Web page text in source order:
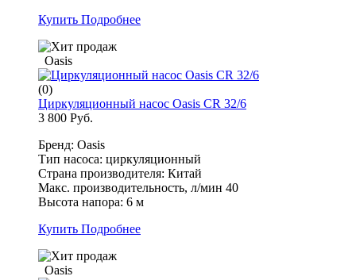
Купить Подробнее
Oasis
(0)
Циркуляционный насос Oasis CR 32/6
3 800 Руб.
Бренд: Oasis
Тип насоса: циркуляционный
Страна производителя: Китай
Макс. производительность, л/мин 40
Высота напора: 6 м
Купить Подробнее
Oasis